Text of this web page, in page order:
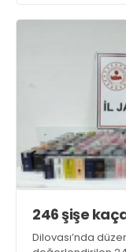
246 şişe
Dilovası’nda